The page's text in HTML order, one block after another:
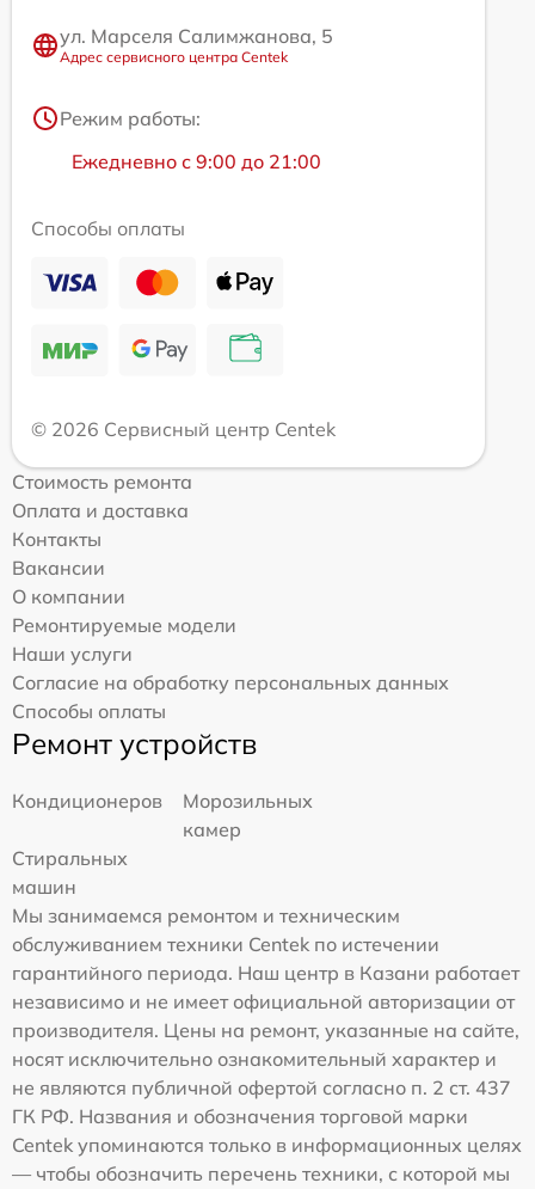
ул. Марселя Салимжанова, 5
Адрес сервисного центра Centek
Режим работы:
Ежедневно с 9:00 до 21:00
Способы оплаты
© 2026 Сервисный центр Centek
Стоимость ремонта
Оплата и доставка
Контакты
Вакансии
О компании
Ремонтируемые модели
Наши услуги
Согласие на обработку персональных данных
Способы оплаты
Ремонт устройств
Кондиционеров
Морозильных
камер
Стиральных
машин
Мы занимаемся ремонтом и техническим
обслуживанием техники Centek по истечении
гарантийного периода. Наш центр в Казани работает
независимо и не имеет официальной авторизации от
производителя. Цены на ремонт, указанные на сайте,
носят исключительно ознакомительный характер и
не являются публичной офертой согласно п. 2 ст. 437
ГК РФ. Названия и обозначения торговой марки
Centek упоминаются только в информационных целях
— чтобы обозначить перечень техники, с которой мы